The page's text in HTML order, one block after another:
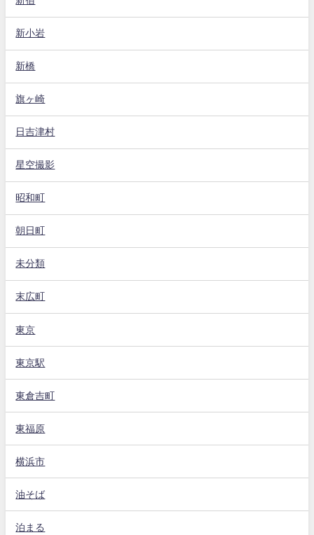
新小岩
新橋
旗ヶ崎
日吉津村
星空撮影
昭和町
朝日町
未分類
末広町
東京
東京駅
東倉吉町
東福原
横浜市
油そば
泊まる